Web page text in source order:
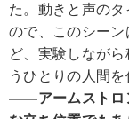
た。動きと声の
ので、このシー
ど、実験しなが
うひとりの人間を
――アームストロ